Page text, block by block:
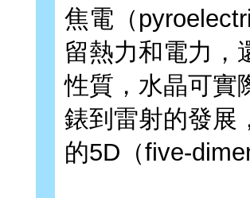
焦電（
留熱力和電力，
性質，水晶可實
錶到雷射的發展
的5D（five-